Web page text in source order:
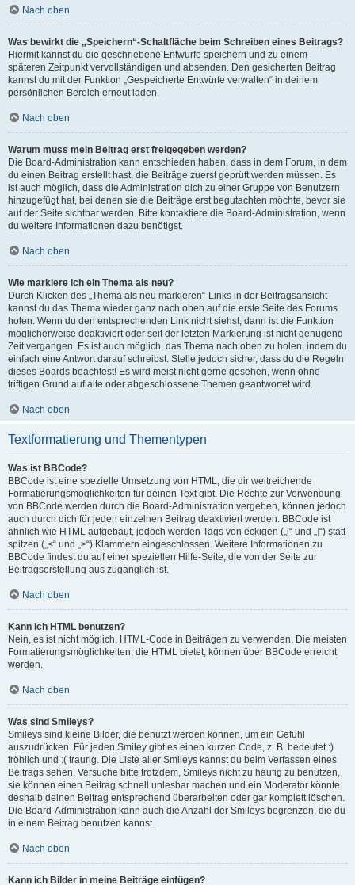
Nach oben
Was bewirkt die „Speichern“-Schaltfläche beim Schreiben eines Beitrags?
Hiermit kannst du die geschriebene Entwürfe speichern und zu einem
späteren Zeitpunkt vervollständigen und absenden. Den gesicherten Beitrag
kannst du mit der Funktion „Gespeicherte Entwürfe verwalten“ in deinem
persönlichen Bereich erneut laden.
Nach oben
Warum muss mein Beitrag erst freigegeben werden?
Die Board-Administration kann entschieden haben, dass in dem Forum, in dem
du einen Beitrag erstellt hast, die Beiträge zuerst geprüft werden müssen. Es
ist auch möglich, dass die Administration dich zu einer Gruppe von Benutzern
hinzugefügt hat, bei denen sie die Beiträge erst begutachten möchte, bevor sie
auf der Seite sichtbar werden. Bitte kontaktiere die Board-Administration, wenn
du weitere Informationen dazu benötigst.
Nach oben
Wie markiere ich ein Thema als neu?
Durch Klicken des „Thema als neu markieren“-Links in der Beitragsansicht
kannst du das Thema wieder ganz nach oben auf die erste Seite des Forums
holen. Wenn du den entsprechenden Link nicht siehst, dann ist die Funktion
möglicherweise deaktiviert oder seit der letzten Markierung ist nicht genügend
Zeit vergangen. Es ist auch möglich, das Thema nach oben zu holen, indem du
einfach eine Antwort darauf schreibst. Stelle jedoch sicher, dass du die Regeln
dieses Boards beachtest! Es wird meist nicht gerne gesehen, wenn ohne
triftigen Grund auf alte oder abgeschlossene Themen geantwortet wird.
Nach oben
Textformatierung und Thementypen
Was ist BBCode?
BBCode ist eine spezielle Umsetzung von HTML, die dir weitreichende
Formatierungsmöglichkeiten für deinen Text gibt. Die Rechte zur Verwendung
von BBCode werden durch die Board-Administration vergeben, können jedoch
auch durch dich für jeden einzelnen Beitrag deaktiviert werden. BBCode ist
ähnlich wie HTML aufgebaut, jedoch werden Tags von eckigen („[“ und „]“) statt
spitzen („<“ und „>“) Klammern eingeschlossen. Weitere Informationen zu
BBCode findest du auf einer speziellen Hilfe-Seite, die von der Seite zur
Beitragserstellung aus zugänglich ist.
Nach oben
Kann ich HTML benutzen?
Nein, es ist nicht möglich, HTML-Code in Beiträgen zu verwenden. Die meisten
Formatierungsmöglichkeiten, die HTML bietet, können über BBCode erreicht
werden.
Nach oben
Was sind Smileys?
Smileys sind kleine Bilder, die benutzt werden können, um ein Gefühl
auszudrücken. Für jeden Smiley gibt es einen kurzen Code, z. B. bedeutet :)
fröhlich und :( traurig. Die Liste aller Smileys kannst du beim Verfassen eines
Beitrags sehen. Versuche bitte trotzdem, Smileys nicht zu häufig zu benutzen,
sie können einen Beitrag schnell unlesbar machen und ein Moderator könnte
deshalb deinen Beitrag entsprechend überarbeiten oder gar komplett löschen.
Die Board-Administration kann auch die Anzahl der Smileys begrenzen, die du
in einem Beitrag benutzen kannst.
Nach oben
Kann ich Bilder in meine Beiträge einfügen?